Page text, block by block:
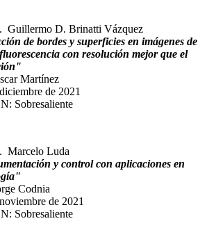
D. Brinatti Vázquez
de bordes y superficies en imágenes de
con resolución mejor que el
Martínez
de 2021
Sobresaliente
Luda
y control con aplicaciones en
"
Codnia
de 2021
Sobresaliente